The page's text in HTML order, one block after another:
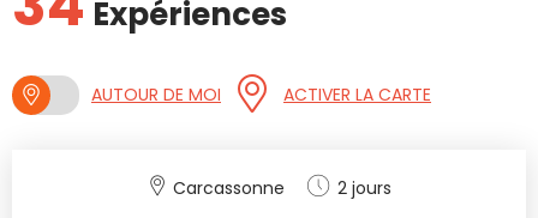
Expériences
AUTOUR DE MOI ACTIVER LA CARTE
Carcassonne 2 jours